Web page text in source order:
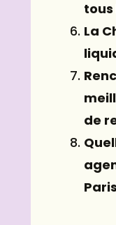
tous
La
de